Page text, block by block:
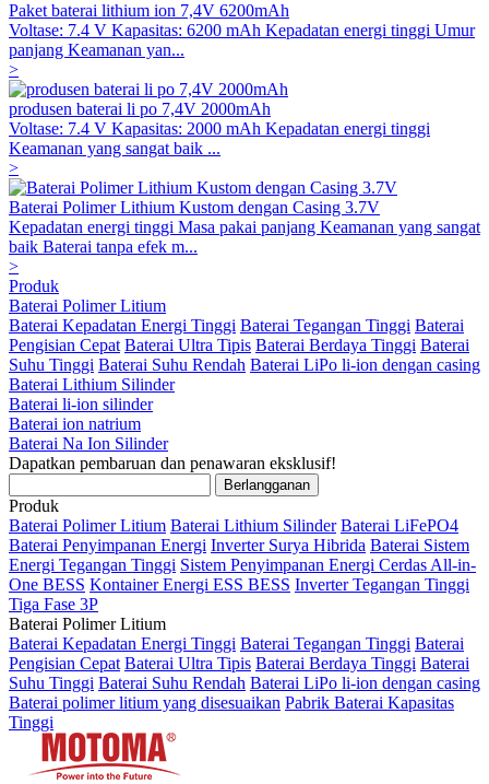
Paket baterai lithium ion 7,4V 6200mAh
Voltase: 7.4 V Kapasitas: 6200 mAh Kepadatan energi tinggi Umur
panjang Keamanan yan...
>
produsen baterai li po 7,4V 2000mAh
Voltase: 7.4 V Kapasitas: 2000 mAh Kepadatan energi tinggi
Keamanan yang sangat baik ...
>
Baterai Polimer Lithium Kustom dengan Casing 3.7V
Kepadatan energi tinggi Masa pakai panjang Keamanan yang sangat
baik Baterai tanpa efek m...
>
Produk
Baterai Polimer Litium
Baterai Kepadatan Energi Tinggi Baterai Tegangan Tinggi Baterai
Pengisian Cepat Baterai Ultra Tipis Baterai Berdaya Tinggi Baterai
Suhu Tinggi Baterai Suhu Rendah Baterai LiPo li-ion dengan casing
Baterai Lithium Silinder
Baterai li-ion silinder
Baterai ion natrium
Baterai Na Ion Silinder
Dapatkan pembaruan dan penawaran eksklusif!
Produk
Baterai Polimer Litium Baterai Lithium Silinder Baterai LiFePO4
Baterai Penyimpanan Energi Inverter Surya Hibrida Baterai Sistem
Energi Tegangan Tinggi Sistem Penyimpanan Energi Cerdas All-in-
One BESS Kontainer Energi ESS BESS Inverter Tegangan Tinggi
Tiga Fase 3P
Baterai Polimer Litium
Baterai Kepadatan Energi Tinggi Baterai Tegangan Tinggi Baterai
Pengisian Cepat Baterai Ultra Tipis Baterai Berdaya Tinggi Baterai
Suhu Tinggi Baterai Suhu Rendah Baterai LiPo li-ion dengan casing
Baterai polimer litium yang disesuaikan Pabrik Baterai Kapasitas
Tinggi